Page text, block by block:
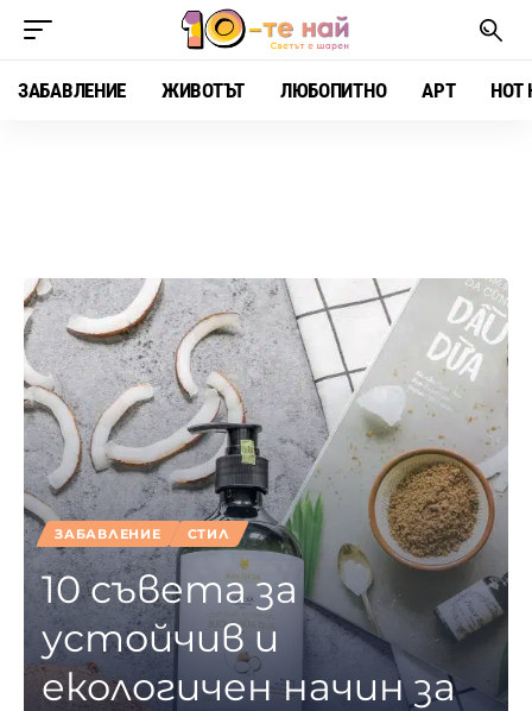
ЗАБАВЛЕНИЕ ЖИВОТЪТ ЛЮБОПИТНО АРТ HOT
ЗАБАВЛЕНИЕ СТИЛ
10 съвета за
устойчив и
екологичен начин за